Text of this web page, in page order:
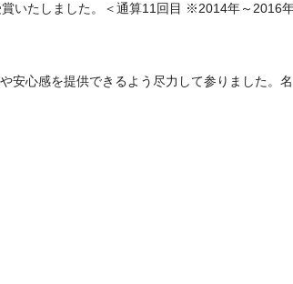
いたしました。＜通算11回目 ※2014年～2016
安心感を提供できるよう尽力して参りました。